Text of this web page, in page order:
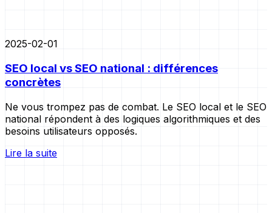
2025-02-01
SEO local vs SEO national : différences
concrètes
Ne vous trompez pas de combat. Le SEO local et le SEO
national répondent à des logiques algorithmiques et des
besoins utilisateurs opposés.
Lire la suite